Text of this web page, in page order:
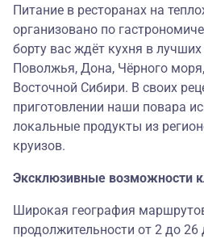
Питание в ресторанах на
организовано по
борту вас ждёт кухня в
Поволжья, Дона, Чёрного
Восточной Сибири. В своих
приготовлении наши повара
локальные продукты из
круизов.
Эксклюзивные возможности
Широкая география
продолжительности от 2 до 26